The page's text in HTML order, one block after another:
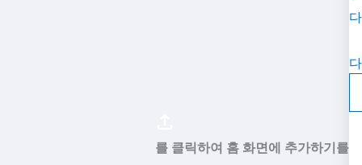
를 클릭하여 홈 화면에 추가하기를